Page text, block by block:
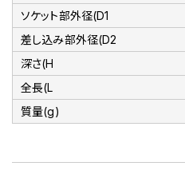
ソケット部外径(D1
差し込み部外径(D2
深さ(H
全長(L
質量(g)